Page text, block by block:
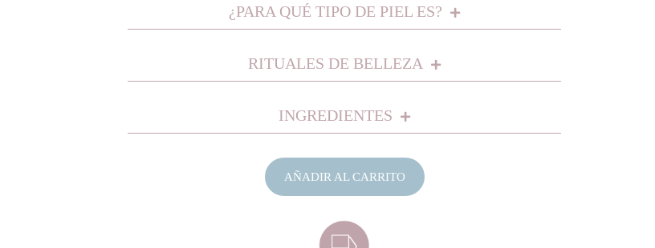
¿PARA QUÉ TIPO DE PIEL ES?
RITUALES DE BELLEZA
INGREDIENTES
AÑADIR AL CARRITO